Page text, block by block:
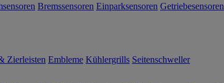
Bremssensoren Einparksensoren Getriebesensoren
Zierleisten Embleme Kühlergrills Seitenschweller